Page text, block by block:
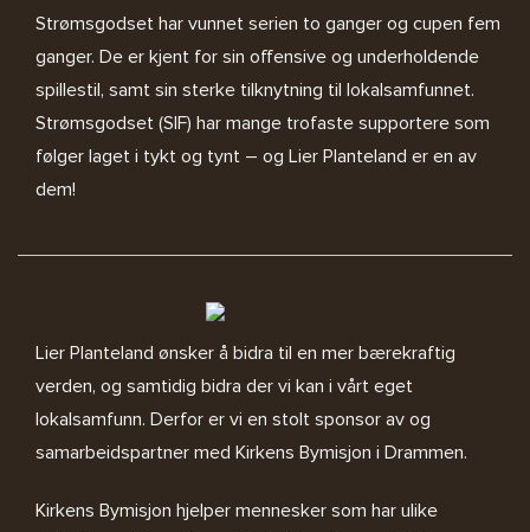
Strømsgodset har vunnet serien to ganger og cupen fem
ganger. De er kjent for sin offensive og underholdende
spillestil, samt sin sterke tilknytning til lokalsamfunnet.
Strømsgodset (SIF) har mange trofaste supportere som
følger laget i tykt og tynt – og Lier Planteland er en av
dem!
Lier Planteland ønsker å bidra til en mer bærekraftig
verden, og samtidig bidra der vi kan i vårt eget
lokalsamfunn. Derfor er vi en stolt sponsor av og
samarbeidspartner med Kirkens Bymisjon i Drammen.
Kirkens Bymisjon hjelper mennesker som har ulike